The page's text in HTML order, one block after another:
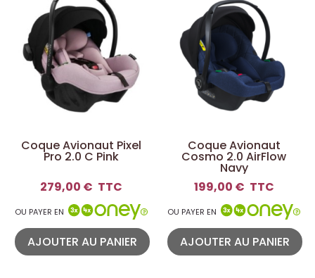
Coque Avionaut Pixel
Pro 2.0 C Pink
279,00 € TTC
OU PAYER EN
AJOUTER AU PANIER
Coque Avionaut
Cosmo 2.0 AirFlow
Navy
199,00 € TTC
OU PAYER EN
AJOUTER AU PANIER